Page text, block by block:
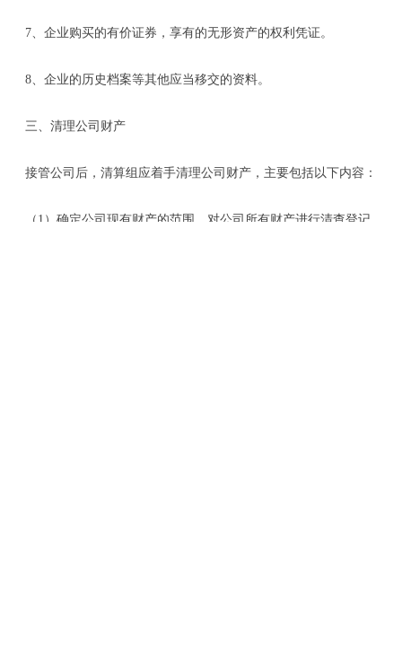
7、企业购买的有价证券，享有的无形资产的权利凭证。
8、企业的历史档案等其他应当移交的资料。
三、清理公司财产
接管公司后，清算组应着手清理公司财产，主要包括以下内容：
（1）确定公司现有财产的范围，对公司所有财产进行清查登记。